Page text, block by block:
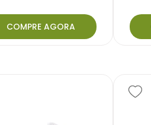
COMPRE AGORA